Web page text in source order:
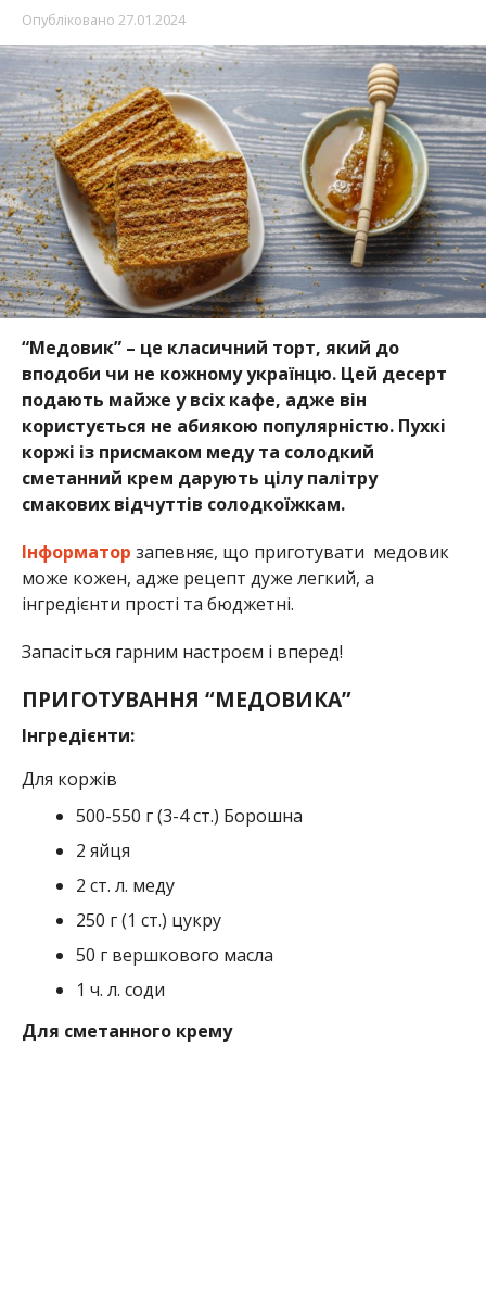
Опубліковано 27.01.2024
“Медовик” – це класичний торт, який до
вподоби чи не кожному українцю. Цей десерт
подають майже у всіх кафе, адже він
користується не абиякою популярністю. Пухкі
коржі із присмаком меду та солодкий
сметанний крем дарують цілу палітру
смакових відчуттів солодкоїжкам.
Інформатор запевняє, що приготувати медовик
може кожен, адже рецепт дуже легкий, а
інгредієнти прості та бюджетні.
Запасіться гарним настроєм і вперед!
ПРИГОТУВАННЯ “МЕДОВИКА”
Інгредієнти:
Для коржів
500-550 г (3-4 ст.) Борошна
2 яйця
2 ст. л. меду
250 г (1 ст.) цукру
50 гвершкового масла
1 ч. л. соди
Для сметанного крему